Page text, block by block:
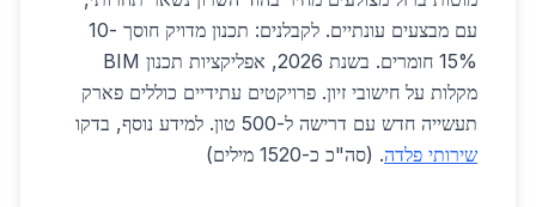
עם מבצעים עונתיים. לקבלנים: תכנון מדויק חוסך 10-
15% חומרים. בשנת 2026, אפליקציות תכנון BIM
מקלות על חישובי זיון. פרויקטים עתידיים כוללים פארק
תעשייה חדש עם דרישה ל-500 טון. למידע נוסף, בדקו
שירותי פלדה. (סה"כ כ-1520 מילים)